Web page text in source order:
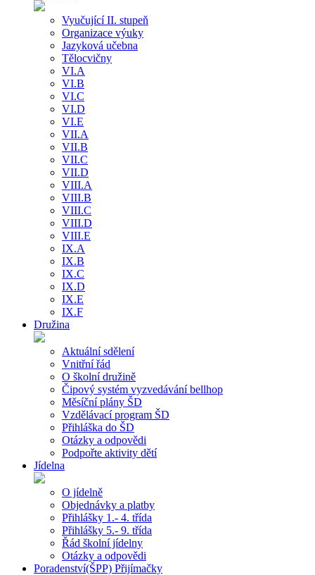
Vyučující II. stupeň
Organizace výuky
Jazyková učebna
Tělocvičny
VI.A
VI.B
VI.C
VI.D
VI.E
VII.A
VII.B
VII.C
VII.D
VIII.A
VIII.B
VIII.C
VIII.D
VIII.E
IX.A
IX.B
IX.C
IX.D
IX.E
IX.F
Družina
Aktuální sdělení
Vnitřní řád
O školní družině
Čipový systém vyzvedávání bellhop
Měsíční plány ŠD
Vzdělávací program ŠD
Přihláška do ŠD
Otázky a odpovědi
Podpořte aktivity dětí
Jídelna
O jídelně
Objednávky a platby
Přihlášky 1.- 4. třída
Přihlášky 5.- 9. třída
Řád školní jídelny
Otázky a odpovědi
Poradenství(ŠPP) Přijímačky